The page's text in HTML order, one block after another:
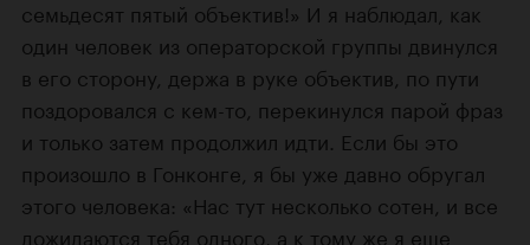
семьдесят пятый объектив!» И я наблюдал, как
один человек из операторской группы двинулся
в его сторону, держа в руке объектив, по пути
поздоровался с кем-то, перекинулся парой фраз
и только затем продолжил идти. Если бы это
произошло в Гонконге, я бы уже давно обругал
этого человека: «Нас тут несколько сотен, и все
дожидаются тебя одного, а к тому же я еще